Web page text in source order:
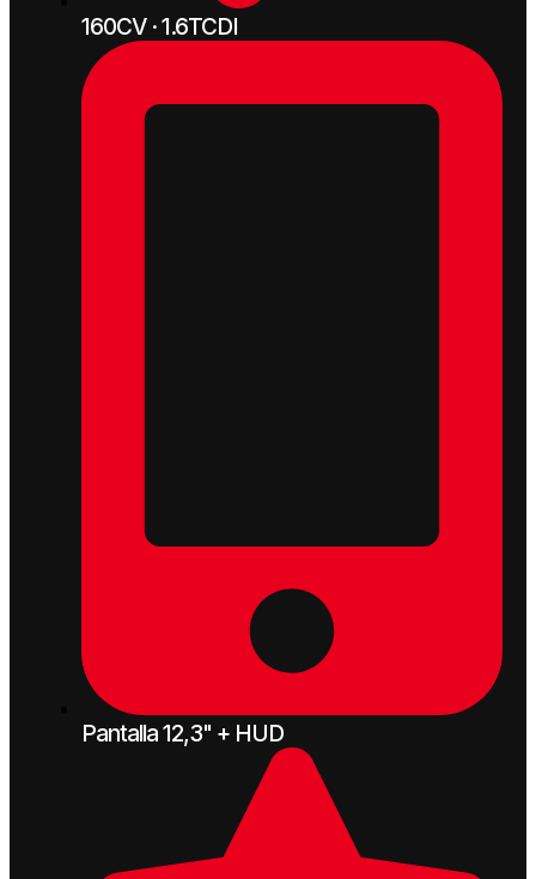
160CV · 1.6TCDI
Pantalla 12,3" + HUD